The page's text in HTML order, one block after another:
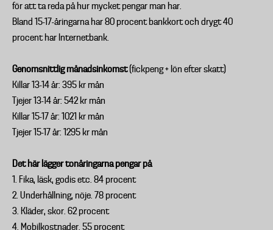
för att ta reda på hur mycket pengar man har.
Bland 15-17-åringarna har 80 procent bankkort och drygt 40
procent har Internetbank.
Genomsnittlig månadsinkomst(fickpeng + lön efter skatt)
Killar 13-14 år: 395 kr mån
Tjejer 13-14 år: 542 kr mån
Killar 15-17 år: 1021 kr mån
Tjejer 15-17 år: 1295 kr mån
Det här lägger tonåringarna pengar på
1. Fika, läsk, godis etc. 84 procent
2. Underhållning, nöje. 78 procent
3. Kläder, skor. 62 procent
4. Mobilkostnader. 55 procent